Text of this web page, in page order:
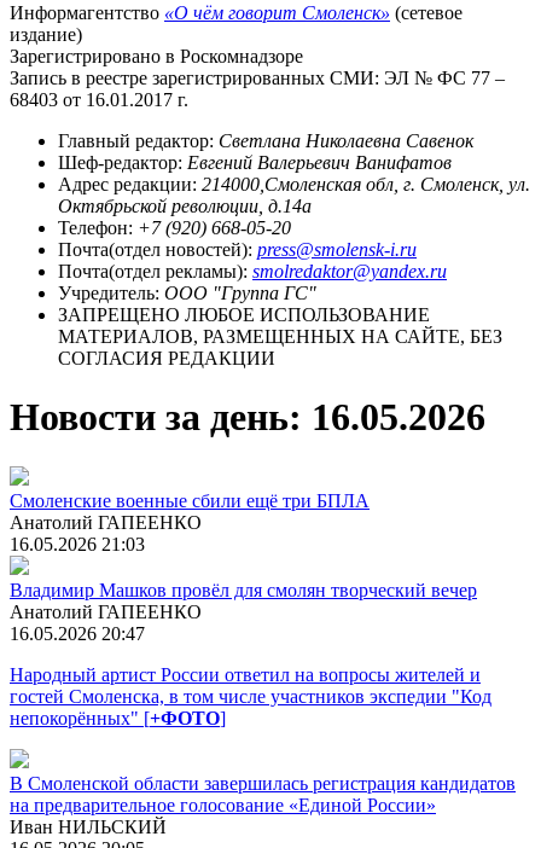
Информагентство «О чём говорит Смоленск» (сетевое
издание)
Зарегистрировано в Роскомнадзоре
Запись в реестре зарегистрированных СМИ: ЭЛ № ФС 77 –
68403 от 16.01.2017 г.
Главный редактор: Светлана Николаевна Савенок
Шеф-редактор: Евгений Валерьевич Ванифатов
Адрес редакции: 214000,Смоленская обл, г. Смоленск, ул.
Октябрьской революции, д.14а
Телефон: +7 (920) 668-05-20
Почта(отдел новостей): press@smolensk-i.ru
Почта(отдел рекламы): smolredaktor@yandex.ru
Учредитель: ООО "Группа ГС"
ЗАПРЕЩЕНО ЛЮБОЕ ИСПОЛЬЗОВАНИЕ
МАТЕРИАЛОВ, РАЗМЕЩЕННЫХ НА САЙТЕ, БЕЗ
СОГЛАСИЯ РЕДАКЦИИ
Новости за день: 16.05.2026
Смоленские военные сбили ещё три БПЛА
Анатолий ГАПЕЕНКО
16.05.2026 21:03
Владимир Машков провёл для смолян творческий вечер
Анатолий ГАПЕЕНКО
16.05.2026 20:47
Народный артист России ответил на вопросы жителей и
гостей Смоленска, в том числе участников экспедии "Код
непокорённых" [+ФОТО]
В Смоленской области завершилась регистрация кандидатов
на предварительное голосование «Единой России»
Иван НИЛЬСКИЙ